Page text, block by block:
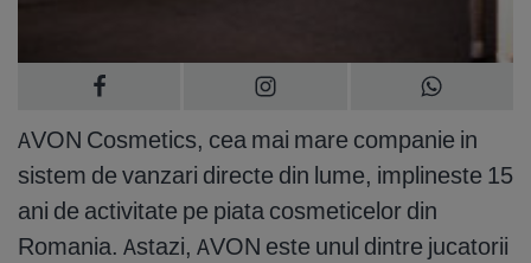
AVON Cosmetics, cea mai mare companie in
sistem de vanzari directe din lume, implineste 15
ani de activitate pe piata cosmeticelor din
Romania. Astazi, AVON este unul dintre jucatorii